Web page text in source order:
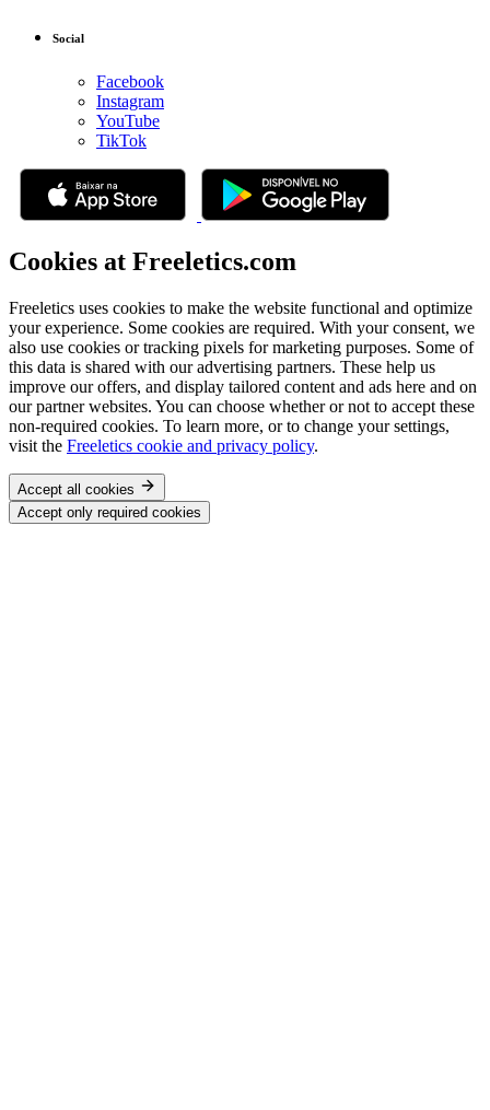
Social
Facebook
Instagram
YouTube
TikTok
Cookies at Freeletics.com
Freeletics uses cookies to make the website functional and optimize
your experience. Some cookies are required. With your consent, we
also use cookies or tracking pixels for marketing purposes. Some of
this data is shared with our advertising partners. These help us
improve our offers, and display tailored content and ads here and on
our partner websites. You can choose whether or not to accept these
non-required cookies. To learn more, or to change your settings,
visit the Freeletics cookie and privacy policy.
Accept all cookies
Accept only required cookies